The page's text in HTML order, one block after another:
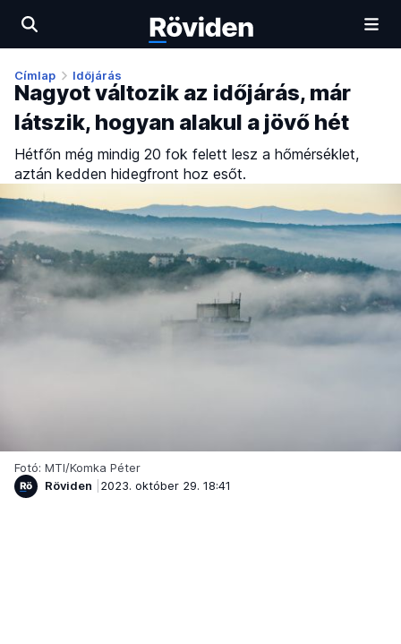
Címlap Időjárás
Nagyot változik az időjárás, már
látszik, hogyan alakul a jövő hét
Hétfőn még mindig 20 fok felett lesz a hőmérséklet,
aztán kedden hidegfront hoz esőt.
Fotó: MTI/Komka Péter
Röviden
2023. október 29. 18:41